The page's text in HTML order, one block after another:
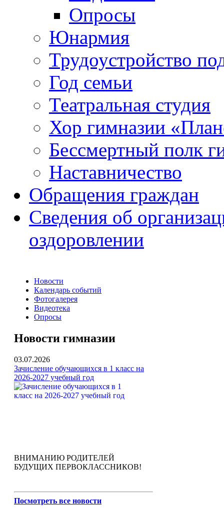
Опросы
Юнармия
Трудоустройство
Год семьи
Театральная студия
Хор гимназии
Бессмертный полк
Наставничество
Обращения граждан
Сведения об
оздоровлении
Новости
Календарь событий
Фотогалерея
Видеотека
Опросы
Новости гимназии
03.07.2026
Зачисление обучающихся в 1 класс на
2026-2027 учебный год
ВНИМАНИЮ РОДИТЕЛЕЙ
БУДУЩИХ ПЕРВОКЛАССНИКОВ!
Посмотреть все новости